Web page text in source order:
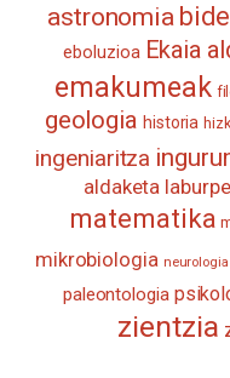
astronomia
eboluzioa Ekaia
emakumeak
geologia historia
ingeniaritza
aldaketa
matematika
mikrobiologia neurologia
paleontologia
zientzia